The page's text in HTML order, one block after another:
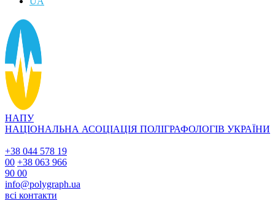
НАПУ
НАЦІОНАЛЬНА АСОЦІАЦІЯ ПОЛІГРАФОЛОГІВ УКРАЇНИ
+38 044 578 19
00 +38 063 966
90 00
info@polygraph.ua
всі контакти